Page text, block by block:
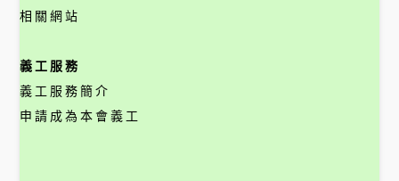
相關網站
義工服務
義工服務簡介
申請成為本會義工